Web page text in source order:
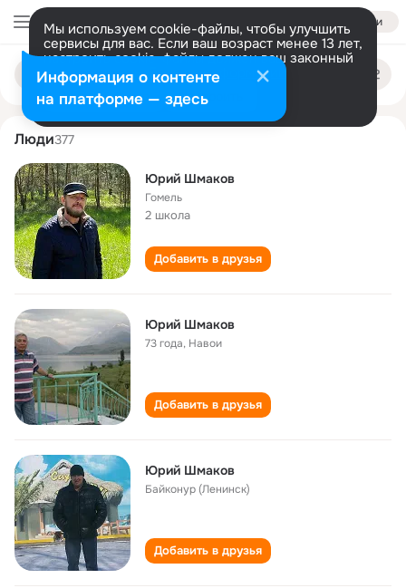
Войти
Мы используем cookie-файлы, чтобы улучшить
сервисы для вас. Если ваш возраст менее 13 лет,
настроить cookie-файлы должен ваш законный
представитель. Больше информации
Разрешить все Настроить
Поиск
людям
yuriy shmakov
Люди377
Юрий Шмаков
Гомель
2 школа
Добавить в друзья
Юрий Шмаков
73 года, Навои
Добавить в друзья
Юрий Шмаков
Байконур (Ленинск)
Добавить в друзья
Информация о контенте
на платформе — здесь